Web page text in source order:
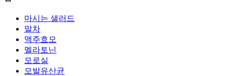
마시는 샐러드
말차
맥주효모
멜라토닌
모로실
모발유산균